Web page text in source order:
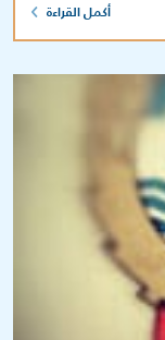
أكمل القراءة